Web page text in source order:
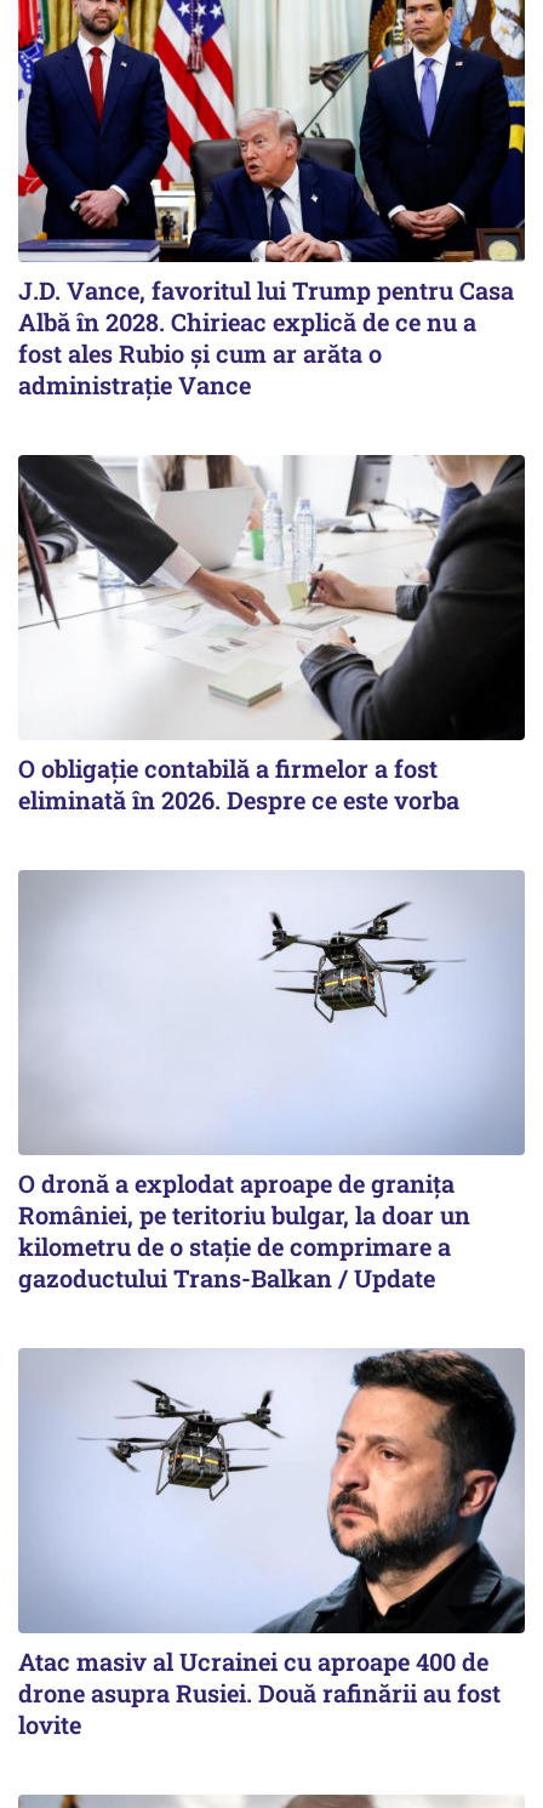
J.D. Vance, favoritul lui Trump pentru Casa
Albă în 2028. Chirieac explică de ce nu a
fost ales Rubio și cum ar arăta o
administrație Vance
O obligație contabilă a firmelor a fost
eliminată în 2026. Despre ce este vorba
O dronă a explodat aproape de granița
României, pe teritoriu bulgar, la doar un
kilometru de o stație de comprimare a
gazoductului Trans-Balkan / Update
Atac masiv al Ucrainei cu aproape 400 de
drone asupra Rusiei. Două rafinării au fost
lovite